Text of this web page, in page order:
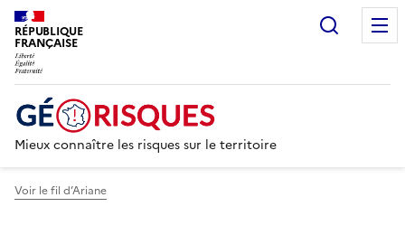
RÉPUBLIQUE
FRANÇAISE
Mieux connaître les risques sur le territoire
Voir le fil d’Ariane